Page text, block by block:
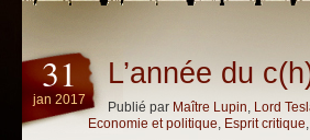
31
jan 2017
L’année du
Publié par Maître Lupin, Lord
Economie et politique, Esprit critique,